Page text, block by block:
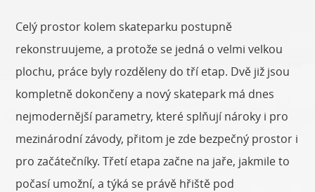
Celý prostor kolem skateparku postupně
rekonstruujeme, a protože se jedná o velmi velkou
plochu, práce byly rozděleny do tří etap. Dvě již jsou
kompletně dokončeny a nový skatepark má dnes
nejmodernější parametry, které splňují nároky i pro
mezinárodní závody, přitom je zde bezpečný prostor i
pro začátečníky. Třetí etapa začne na jaře, jakmile to
počasí umožní, a týká se právě hřiště pod